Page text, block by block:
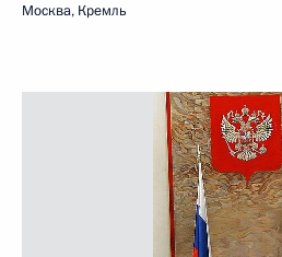
Москва, Кремль